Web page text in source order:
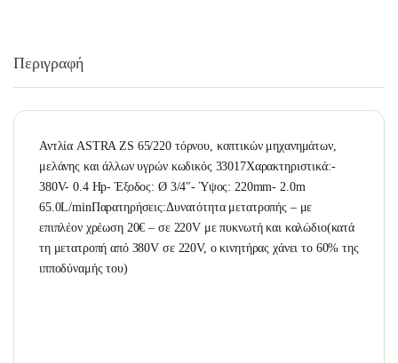
Περιγραφή
Αντλία ASTRA ZS 65/220 τόρνου, κοπτικών μηχανημάτων,
μελάνης και άλλων υγρών κωδικός 33017Χαρακτηριστικά:-
380V- 0.4 Hp- Έξοδος: Ø 3/4″- Ύψος: 220mm- 2.0m
65.0L/minΠαρατηρήσεις:Δυνατότητα μετατροπής – με
επιπλέον χρέωση 20€ – σε 220V με πυκνωτή και καλώδιο(κατά
τη μετατροπή από 380V σε 220V, ο κινητήρας χάνει το 60% της
ιπποδύναμής του)